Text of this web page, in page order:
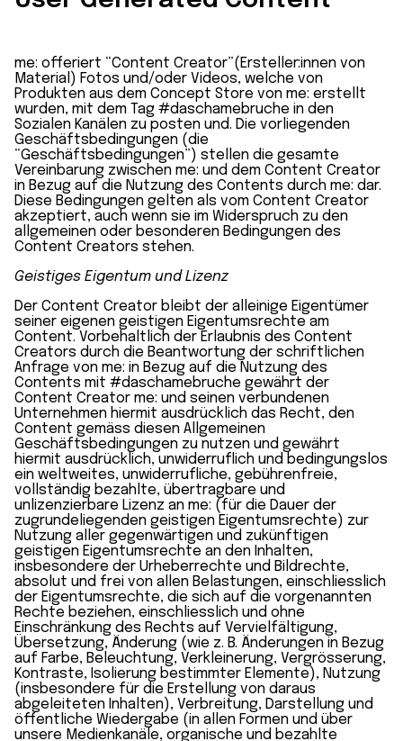
me: offeriert “Content Creator”(Ersteller:innen von
Material) Fotos und/oder Videos, welche von
Produkten aus dem Concept Store von me: erstellt
wurden, mit dem Tag #daschamebruche in den
Sozialen Kanälen zu posten und. Die vorliegenden
Geschäftsbedingungen (die
“Geschäftsbedingungen”) stellen die gesamte
Vereinbarung zwischen me: und dem Content Creator
in Bezug auf die Nutzung des Contents durch me: dar.
Diese Bedingungen gelten als vom Content Creator
akzeptiert, auch wenn sie im Widerspruch zu den
allgemeinen oder besonderen Bedingungen des
Content Creators stehen.
Geistiges Eigentum und Lizenz
Der Content Creator bleibt der alleinige Eigentümer
seiner eigenen geistigen Eigentumsrechte am
Content. Vorbehaltlich der Erlaubnis des Content
Creators durch die Beantwortung der schriftlichen
Anfrage von me: in Bezug auf die Nutzung des
Contents mit #daschamebruche gewährt der
Content Creator me: und seinen verbundenen
Unternehmen hiermit ausdrücklich das Recht, den
Content gemäss diesen Allgemeinen
Geschäftsbedingungen zu nutzen und gewährt
hiermit ausdrücklich, unwiderruflich und bedingungslos
ein weltweites, unwiderrufliche, gebührenfreie,
vollständig bezahlte, übertragbare und
unlizenzierbare Lizenz an me: (für die Dauer der
zugrundeliegenden geistigen Eigentumsrechte) zur
Nutzung aller gegenwärtigen und zukünftigen
geistigen Eigentumsrechte an den Inhalten,
insbesondere der Urheberrechte und Bildrechte,
absolut und frei von allen Belastungen, einschliesslich
der Eigentumsrechte, die sich auf die vorgenannten
Rechte beziehen, einschliesslich und ohne
Einschränkung des Rechts auf Vervielfältigung,
Übersetzung, Änderung (wie z. B. Änderungen in Bezug
auf Farbe, Beleuchtung, Verkleinerung, Vergrösserung,
Kontraste, Isolierung bestimmter Elemente), Nutzung
(insbesondere für die Erstellung von daraus
abgeleiteten Inhalten), Verbreitung, Darstellung und
öffentliche Wiedergabe (in allen Formen und über
unsere Medienkanäle, organische und bezahlte